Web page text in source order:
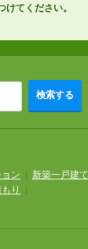
てください。
検索する
ン 新築一戸建て
り